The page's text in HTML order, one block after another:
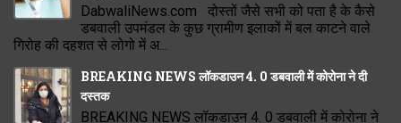
DabwaliNews.com दोस्तों जैसे सभी को पता है के कैसे
डबवाली उपमंडल के कुछ ग्रामीण इलाकों में बल काटने वाले
गिरोह की दहशत से लोगो में अ...
BREAKING NEWS लॉकडाउन 4. 0 डबवाली में कोरोना ने दी
दस्तक
BREAKING NEWS लॉकडाउन 4. 0 डबवाली में कोरोना ने